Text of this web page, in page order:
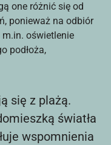
one różnić się od
ponieważ na odbiór
m.in. oświetlenie
podłoża,
się z plażą.
światła
wspomnienia